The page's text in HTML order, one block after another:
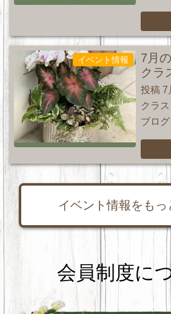
イベント情報
7月
クラ
投稿
クラ
ブログ
イベント情報をもっ
会員制度に